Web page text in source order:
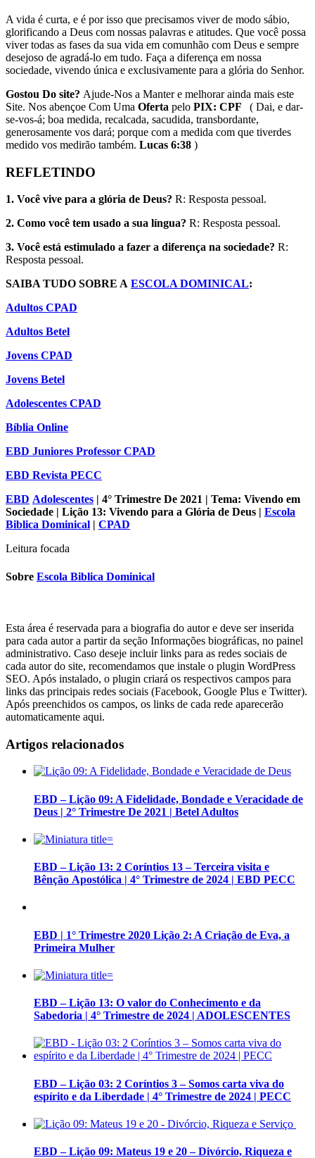
A vida é curta, e é por isso que precisamos viver de modo sábio,
glorificando a Deus com nossas palavras e atitudes. Que você possa
viver todas as fases da sua vida em comunhão com Deus e sempre
desejoso de agradá-lo em tudo. Faça a diferença em nossa
sociedade, vivendo única e exclusivamente para a glória do Senhor.
Gostou Do site? Ajude-Nos a Manter e melhorar ainda mais este
Site. Nos abençoe Com Uma Oferta pelo PIX: CPF
( Dai, e dar-
se-vos-á; boa medida, recalcada, sacudida, transbordante,
generosamente vos dará; porque com a medida com que tiverdes
medido vos medirão também. Lucas 6:38 )
REFLETINDO
1. Você vive para a glória de Deus? R: Resposta pessoal.
2. Como você tem usado a sua língua? R: Resposta pessoal.
3. Você está estimulado a fazer a diferença na sociedade? R:
Resposta pessoal.
SAIBA TUDO SOBRE A ESCOLA DOMINICAL:
Adultos CPAD
Adultos Betel
Jovens CPAD
Jovens Betel
Adolescentes CPAD
Bíblia Online
EBD Juniores Professor CPAD
EBD Revista PECC
EBD Adolescentes | 4° Trimestre De 2021 | Tema: Vivendo em
Sociedade | Lição 13: Vivendo para a Glória de Deus | Escola
Biblica Dominical | CPAD
Leitura focada
Sobre Escola Biblica Dominical
Esta área é reservada para a biografia do autor e deve ser inserida
para cada autor a partir da seção Informações biográficas, no painel
administrativo. Caso deseje incluir links para as redes sociais de
cada autor do site, recomendamos que instale o plugin WordPress
SEO. Após instalado, o plugin criará os respectivos campos para
links das principais redes sociais (Facebook, Google Plus e Twitter).
Após preenchidos os campos, os links de cada rede aparecerão
automaticamente aqui.
Artigos relacionados
EBD – Lição 09: A Fidelidade, Bondade e Veracidade de
Deus | 2° Trimestre De 2021 | Betel Adultos
EBD – Lição 13: 2 Coríntios 13 – Terceira visita e
Bênção Apostólica | 4° Trimestre de 2024 | EBD PECC
EBD | 1° Trimestre 2020 Lição 2: A Criação de Eva, a
Primeira Mulher
EBD – Lição 13: O valor do Conhecimento e da
Sabedoria | 4° Trimestre de 2024 | ADOLESCENTES
EBD – Lição 03: 2 Coríntios 3 – Somos carta viva do
espírito e da Liberdade | 4° Trimestre de 2024 | PECC
EBD – Lição 09: Mateus 19 e 20 – Divórcio, Riqueza e